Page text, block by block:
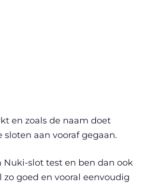
en zoals de naam doet
aan vooraf gegaan.
slot test en ben dan ook
goed en vooral eenvoudig